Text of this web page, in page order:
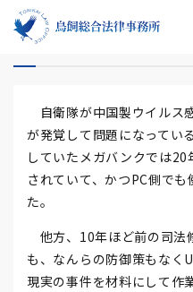
ウイルスUSB
自衛隊が中国製ウイルス
が発覚して問題になってい
していたメガバンクでは
されていて、かつPC側で
た。
他方、10年ほど前の司法
も、なんらの防御策もなく
現実の事件を材料にして作